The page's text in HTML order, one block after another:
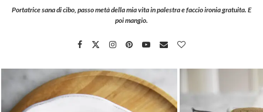
Portatrice sana di cibo, passo metà della mia vita in palestra e faccio ironia gratuita. E
poi mangio.